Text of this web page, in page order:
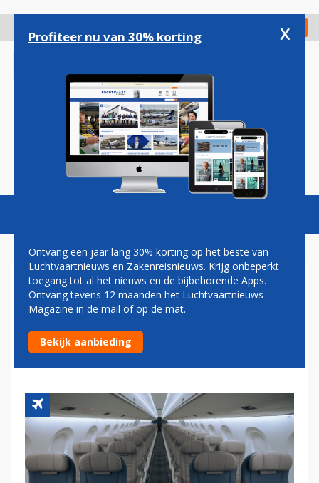
gaan
Check in
Magazine Podcasts Vacatures
BOEING BETAALT 150
MILJOEN DOLLAR AAN
EMBRAER OM MISLUKTE
MILJARDENDEAL
Profiteer nu van 30% korting x
Ontvang een jaar lang 30% korting op het beste van
Luchtvaartnieuws en Zakenreisnieuws. Krijg onbeperkt
toegang tot al het nieuws en de bijbehorende Apps.
Ontvang tevens 12 maanden het Luchtvaartnieuws
Magazine in de mail of op de mat.
Bekijk aanbieding